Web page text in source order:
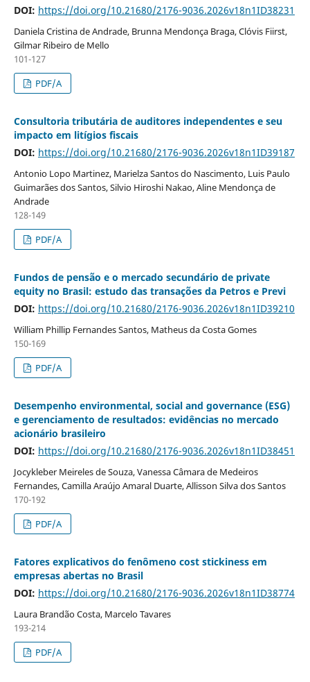
DOI: https://doi.org/10.21680/2176-9036.2026v18n1ID38231
Daniela Cristina de Andrade, Brunna Mendonça Braga, Clóvis Fiirst,
Gilmar Ribeiro de Mello
101-127
PDF/A
Consultoria tributária de auditores independentes e seu
impacto em litígios fiscais
DOI: https://doi.org/10.21680/2176-9036.2026v18n1ID39187
Antonio Lopo Martinez, Marielza Santos do Nascimento, Luis Paulo
Guimarães dos Santos, Silvio Hiroshi Nakao, Aline Mendonça de
Andrade
128-149
PDF/A
Fundos de pensão e o mercado secundário de private
equity no Brasil: estudo das transações da Petros e Previ
DOI: https://doi.org/10.21680/2176-9036.2026v18n1ID39210
William Phillip Fernandes Santos, Matheus da Costa Gomes
150-169
PDF/A
Desempenho environmental, social and governance (ESG)
e gerenciamento de resultados: evidências no mercado
acionário brasileiro
DOI: https://doi.org/10.21680/2176-9036.2026v18n1ID38451
Jocykleber Meireles de Souza, Vanessa Câmara de Medeiros
Fernandes, Camilla Araújo Amaral Duarte, Allisson Silva dos Santos
170-192
PDF/A
Fatores explicativos do fenômeno cost stickiness em
empresas abertas no Brasil
DOI: https://doi.org/10.21680/2176-9036.2026v18n1ID38774
Laura Brandão Costa, Marcelo Tavares
193-214
PDF/A